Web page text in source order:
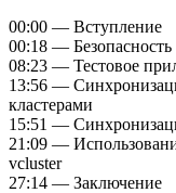
00:00 — Вступление
00:18 — Безопасность
08:23 — Тестовое
13:56 —
кластерами
15:51 —
21:09 —
vcluster
27:14 — Заключение